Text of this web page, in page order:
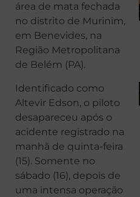
área de mata fechada
no distrito de Murinim,
em Benevides, na
Região Metropolitana
de Belém (PA).
Identificado como
Altevir Edson, o piloto
desapareceu após o
acidente registrado na
manhã de quinta-feira
(15). Somente no
sábado (16), depois de
uma intensa operação